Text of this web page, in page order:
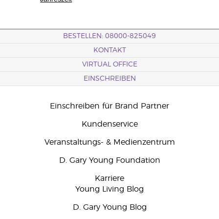
BESTELLEN: 08000-825049
KONTAKT
VIRTUAL OFFICE
EINSCHREIBEN
Einschreiben für Brand Partner
Kundenservice
Veranstaltungs- & Medienzentrum
D. Gary Young Foundation
Karriere
Young Living Blog
D. Gary Young Blog